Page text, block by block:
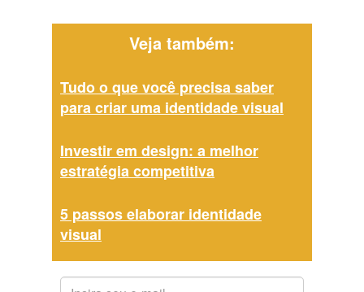
Veja também:
Tudo o que você precisa saber
para criar uma identidade visual
Investir em design: a melhor
estratégia competitiva
5 passos elaborar identidade
visual